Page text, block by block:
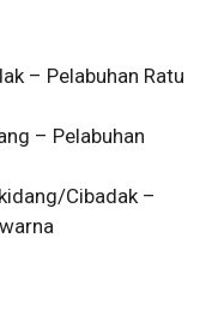
– Pelabuhan Ratu
– Pelabuhan
Cibadak –